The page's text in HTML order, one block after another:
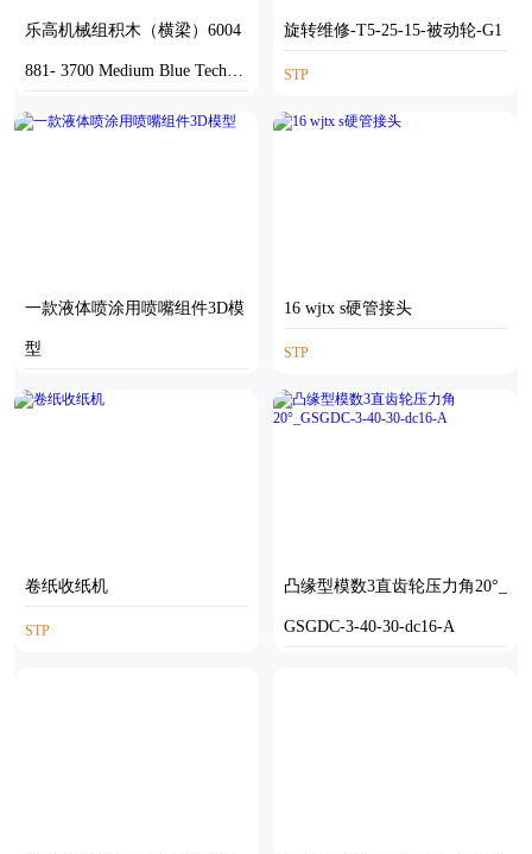
乐高机械组积木（横梁）6004
881- 3700 Medium Blue Technic
Brick 1 x 2 with Hole.STEP
STEP
旋转维修-T5-25-15-被动轮-G1
STP
一款液体喷涂用喷嘴组件3D模
型
INVENTOR,STP
16 wjtx s硬管接头
STP
卷纸收纸机
STP
凸缘型模数3直齿轮压力角20°_
GSGDC-3-40-30-dc16-A